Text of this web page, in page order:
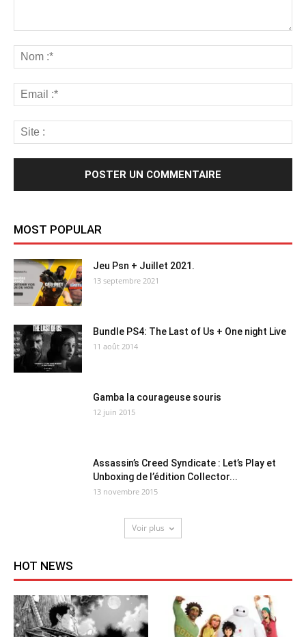
MOST POPULAR
Jeu Psn + Juillet 2021.
13 septembre 2021
Bundle PS4: The Last of Us + One night Live
11 août 2014
Gamba la courageuse souris
12 juin 2015
Assassin’s Creed Syndicate : Let’s Play et
Unboxing de l’édition Collector...
13 novembre 2015
Voir plus
HOT NEWS